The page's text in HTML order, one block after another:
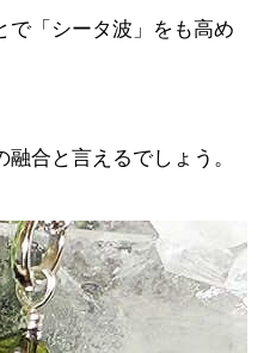
で「シータ波」をも高め
合と言えるでしょう。